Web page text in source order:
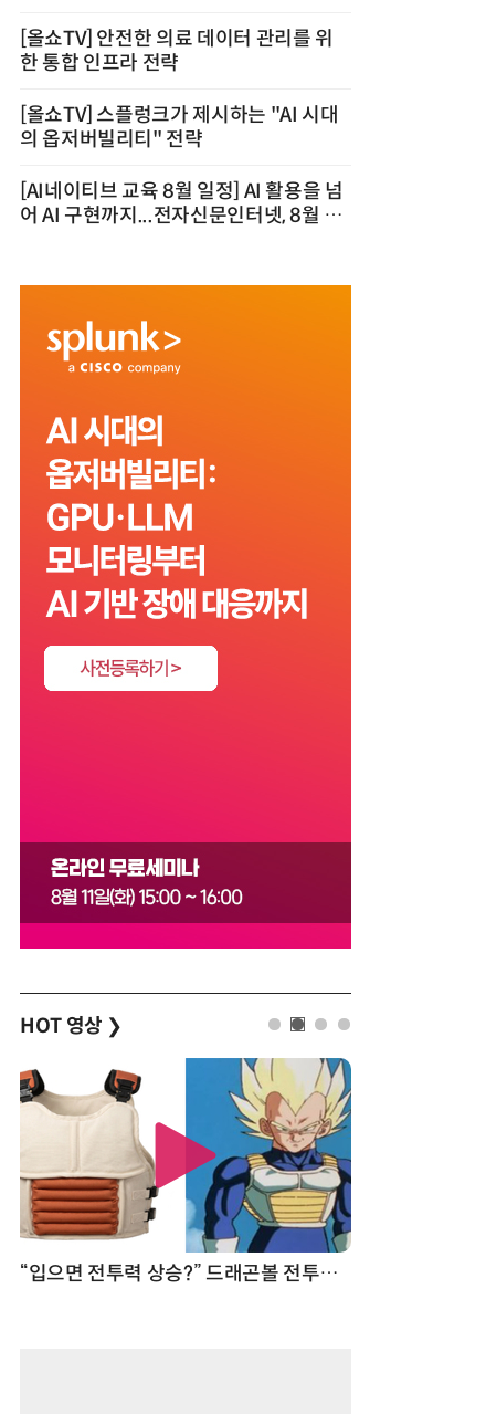
[올쇼TV] 안전한 의료 데이터 관리를 위
한 통합 인프라 전략
[올쇼TV] 스플렁크가 제시하는 "AI 시대
의 옵저버빌리티" 전략
[AI네이티브 교육 8월 일정] AI 활용을 넘
어 AI 구현까지...전자신문인터넷, 8월 실
HOT 영상 ❯
“입으면 전투력 상승?” 드래곤볼 전투복 닮은 중량조끼